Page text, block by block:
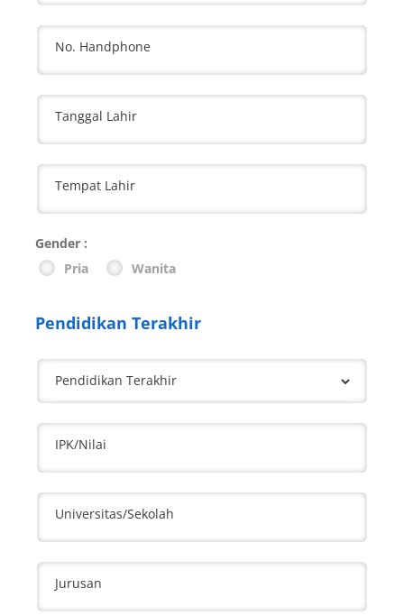
No. Handphone
Tanggal Lahir
Tempat Lahir
Gender :
Pria
Wanita
Pendidikan Terakhir
Pendidikan Terakhir
IPK/Nilai
Universitas/Sekolah
Jurusan